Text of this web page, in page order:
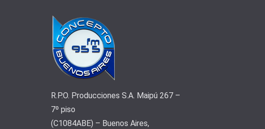
R.P.O. Producciones S.A. Maipú 267 –
7º piso
(C1084ABE) – Buenos Aires,